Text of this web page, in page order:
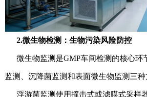
2.微生物检测：生物污染风险防控
微生物监测是GMP车间检测的核心环
监测、沉降菌监测和表面微生物监测三种
浮游菌监测使用撞击式或滤膜式采样